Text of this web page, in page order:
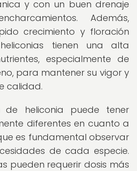
y con un buen drenaje
Además,
crecimiento y floración
tienen una alta
especialmente de
para mantener su vigor y
calidad.
de heliconia puede tener
diferentes en cuanto a
es fundamental observar
de cada especie.
pueden requerir dosis más